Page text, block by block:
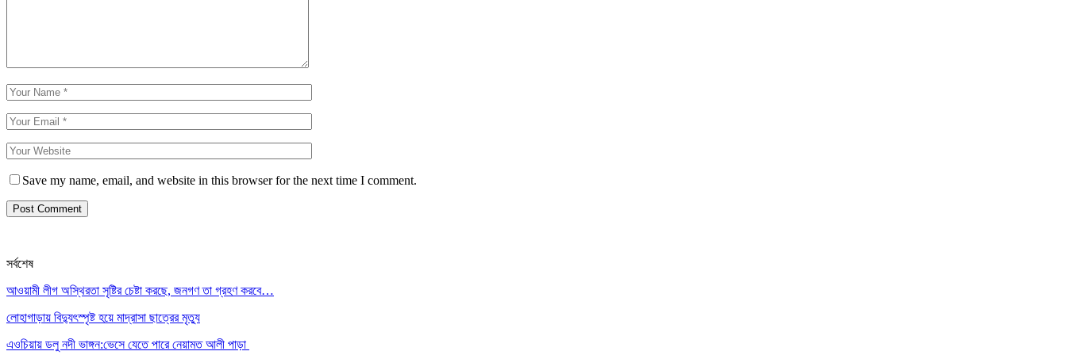
Save my name, email, and website in this browser for the next time I comment.
সর্বশেষ
আওয়ামী লীগ অস্থিরতা সৃষ্টির চেষ্টা করছে, জনগণ তা গ্রহণ করবে…
লোহাগাড়ায় বিদ্যুৎস্পৃষ্ট হয়ে মাদ্রাসা ছাত্রের মৃত্যু
এওচিয়ায় ডলু নদী ভাঙ্গন:ভেসে যেতে পারে নেয়ামত আলী পাড়া